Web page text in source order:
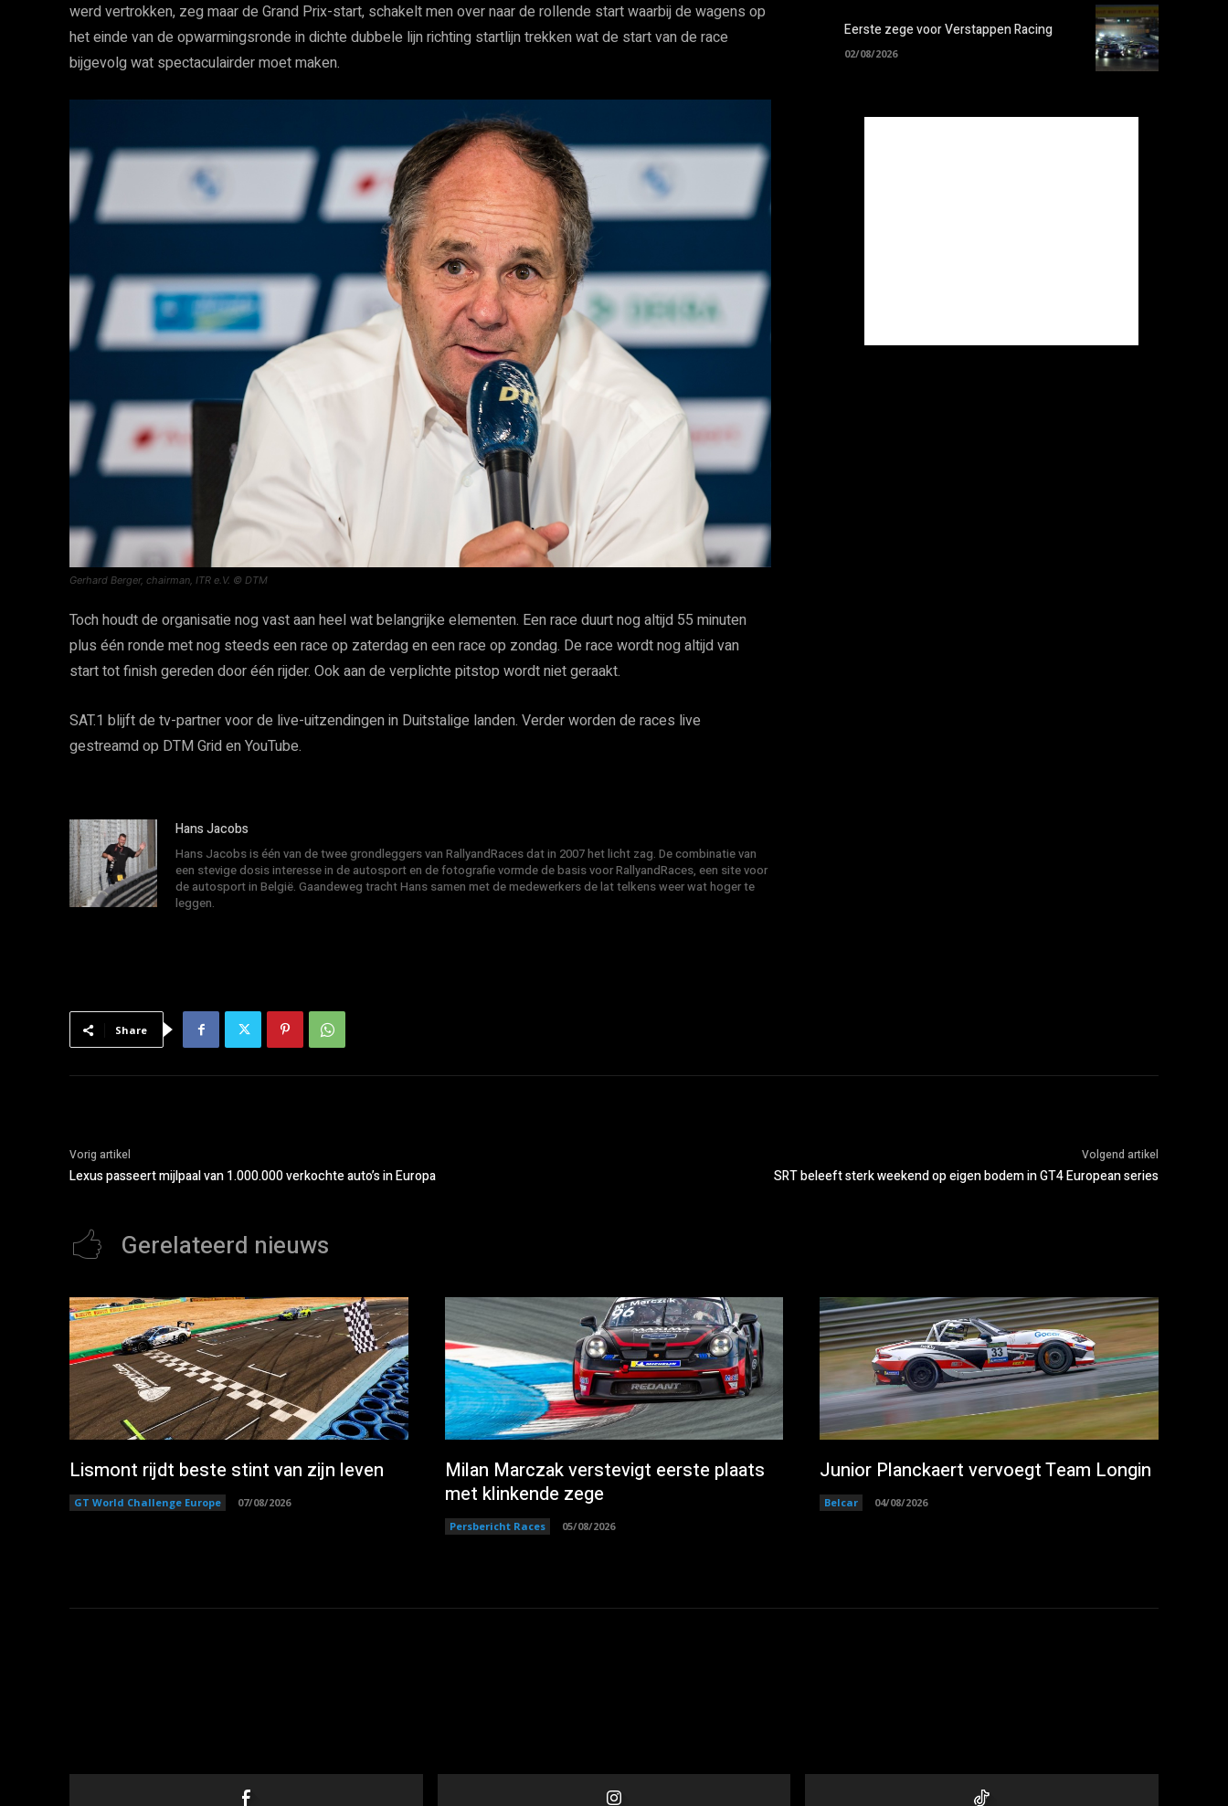
werd vertrokken, zeg maar de Grand Prix-start, schakelt men over naar de rollende start waarbij de wagens op
het einde van de opwarmingsronde in dichte dubbele lijn richting startlijn trekken wat de start van de race
bijgevolg wat spectaculairder moet maken.
Gerhard Berger, chairman, ITR e.V. © DTM
Toch houdt de organisatie nog vast aan heel wat belangrijke elementen. Een race duurt nog altijd 55 minuten
plus één ronde met nog steeds een race op zaterdag en een race op zondag. De race wordt nog altijd van
start tot finish gereden door één rijder. Ook aan de verplichte pitstop wordt niet geraakt.
SAT.1 blijft de tv-partner voor de live-uitzendingen in Duitstalige landen. Verder worden de races live
gestreamd op DTM Grid en YouTube.
Hans Jacobs
Hans Jacobs is één van de twee grondleggers van RallyandRaces dat in 2007 het licht zag. De combinatie van
een stevige dosis interesse in de autosport en de fotografie vormde de basis voor RallyandRaces, een site voor
de autosport in België. Gaandeweg tracht Hans samen met de medewerkers de lat telkens weer wat hoger te
leggen.
Eerste zege voor Verstappen Racing
02/08/2026
Share
Vorig artikel
Lexus passeert mijlpaal van 1.000.000 verkochte auto’s in Europa
Volgend artikel
SRT beleeft sterk weekend op eigen bodem in GT4 European series
Gerelateerd nieuws
Lismont rijdt beste stint van zijn leven
GT World Challenge Europe 07/08/2026
Milan Marczak verstevigt eerste plaats
met klinkende zege
Persbericht Races 05/08/2026
Junior Planckaert vervoegt Team Longin
Belcar 04/08/2026